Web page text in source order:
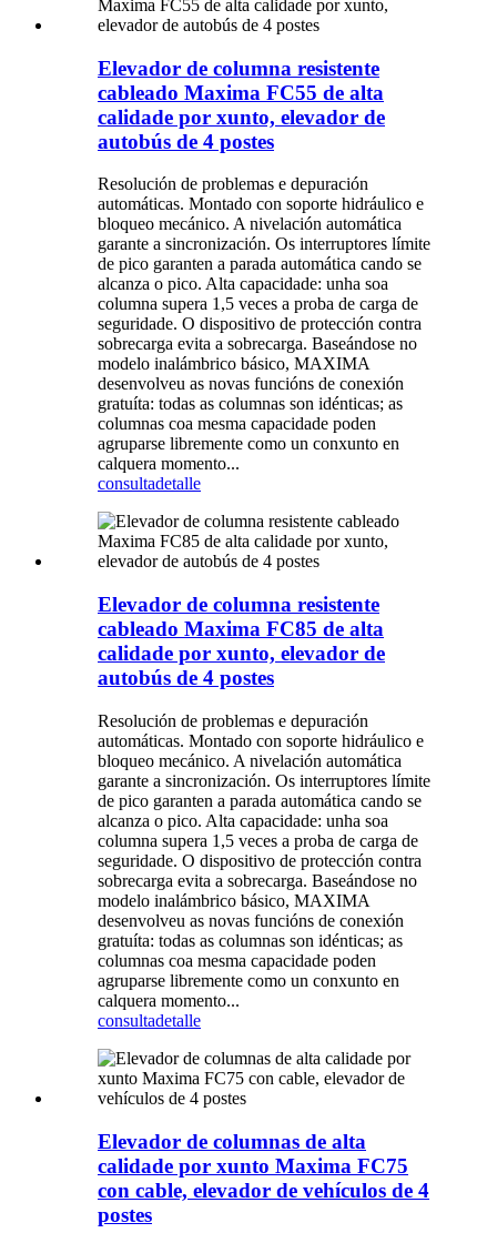
Elevador de columna resistente
cableado Maxima FC55 de alta
calidade por xunto, elevador de
autobús de 4 postes
Resolución de problemas e depuración
automáticas. Montado con soporte hidráulico e
bloqueo mecánico. A nivelación automática
garante a sincronización. Os interruptores límite
de pico garanten a parada automática cando se
alcanza o pico. Alta capacidade: unha soa
columna supera 1,5 veces a proba de carga de
seguridade. O dispositivo de protección contra
sobrecarga evita a sobrecarga. Baseándose no
modelo inalámbrico básico, MAXIMA
desenvolveu as novas funcións de conexión
gratuíta: todas as columnas son idénticas; as
columnas coa mesma capacidade poden
agruparse libremente como un conxunto en
calquera momento...
consultadetalle
Elevador de columna resistente
cableado Maxima FC85 de alta
calidade por xunto, elevador de
autobús de 4 postes
Resolución de problemas e depuración
automáticas. Montado con soporte hidráulico e
bloqueo mecánico. A nivelación automática
garante a sincronización. Os interruptores límite
de pico garanten a parada automática cando se
alcanza o pico. Alta capacidade: unha soa
columna supera 1,5 veces a proba de carga de
seguridade. O dispositivo de protección contra
sobrecarga evita a sobrecarga. Baseándose no
modelo inalámbrico básico, MAXIMA
desenvolveu as novas funcións de conexión
gratuíta: todas as columnas son idénticas; as
columnas coa mesma capacidade poden
agruparse libremente como un conxunto en
calquera momento...
consultadetalle
Elevador de columnas de alta
calidade por xunto Maxima FC75
con cable, elevador de vehículos de 4
postes